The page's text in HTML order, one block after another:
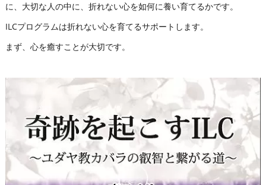
に、大切な人の中に、折れない心を如何に養い育てるかです。
ILCプログラムは折れない心を育てるサポートします。
まず、心を癒すことが大切です。